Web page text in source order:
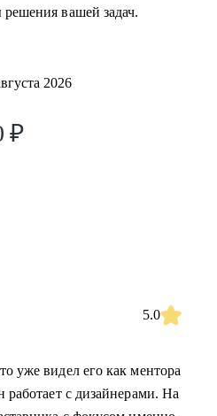
вашей задач.
2026
₽
5.0
уже видел его как ментора
работает с дизайнерами. На